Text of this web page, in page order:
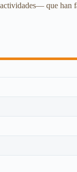
que han